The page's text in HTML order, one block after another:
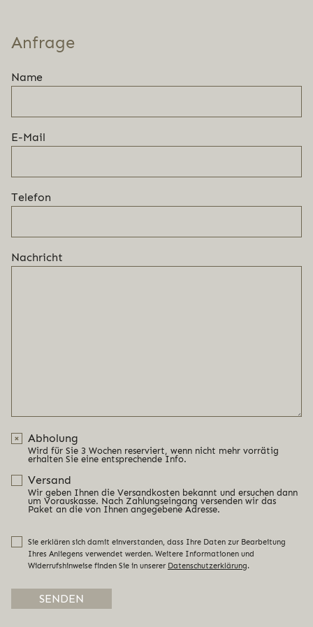
Anfrage
Name
E-Mail
Telefon
Nachricht
Abholung
Wird für Sie 3 Wochen reserviert, wenn nicht mehr vorrätig
erhalten Sie eine entsprechende Info.
Versand
Wir geben Ihnen die Versandkosten bekannt und ersuchen dann
um Vorauskasse. Nach Zahlungseingang versenden wir das
Paket an die von Ihnen angegebene Adresse.
Sie erklären sich damit einverstanden, dass Ihre Daten zur Bearbeitung
Ihres Anliegens verwendet werden. Weitere Informationen und
Widerrufshinweise finden Sie in unserer Datenschutzerklärung.